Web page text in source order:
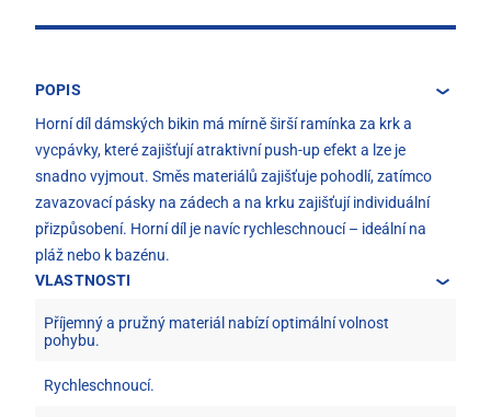
POPIS
Horní díl dámských bikin má mírně širší ramínka za krk a
vycpávky, které zajišťují atraktivní push-up efekt a lze je
snadno vyjmout. Směs materiálů zajišťuje pohodlí, zatímco
zavazovací pásky na zádech a na krku zajišťují individuální
přizpůsobení. Horní díl je navíc rychleschnoucí – ideální na
pláž nebo k bazénu.
VLASTNOSTI
Příjemný a pružný materiál nabízí optimální volnost
pohybu.
Rychleschnoucí.